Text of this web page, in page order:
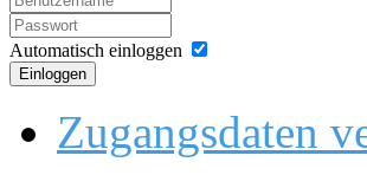
Automatisch einloggen
Einloggen
Zugangsdaten